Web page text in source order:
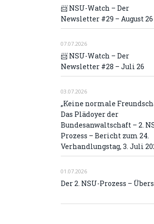
📨 NSU-Watch – Der
Newsletter #29 – August 26
07.07.2026
📨 NSU-Watch – Der
Newsletter #28 – Juli 26
03.07.2026
„Keine normale
Das Plädoyer der
Bundesanwaltschaft – 2.
Prozess – Bericht zum 24.
Verhandlungstag, 3. Juli
01.07.2026
Der 2. NSU-Prozess –